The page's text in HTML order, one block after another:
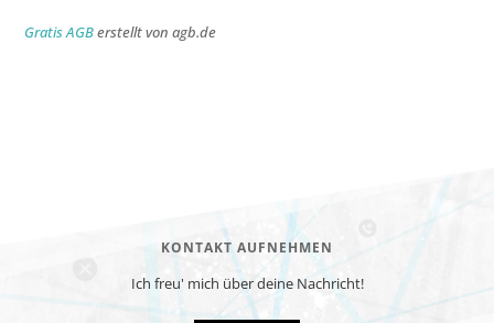
Gratis AGBerstellt von agb.de
KONTAKT AUFNEHMEN
Ich freu' mich über deine Nachricht!